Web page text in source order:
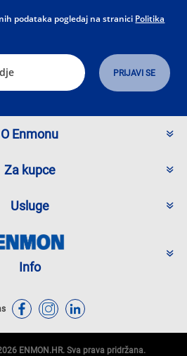
podataka pogledaj na stranici Politika
O Enmonu
Za kupce
Usluge
Info
ENMON.HR. Sva prava pridržana.